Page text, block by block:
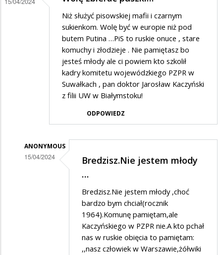
Niż służyć pisowskiej mafii i czarnym
sukienkom. Wolę być w europie niż pod
butem Putina …PiS to ruskie onuce , stare
komuchy i złodzieje . Nie pamiętasz bo
jesteś młody ale ci powiem kto szkolił
kadry komitetu wojewódzkiego PZPR w
Suwałkach , pan doktor Jarosław Kaczyński
z filii UW w Białymstoku!
ODPOWIEDZ
ANONYMOUS
15/04/2024
Bredzisz.Nie jestem młody
…
Bredzisz.Nie jestem młody ,choć
bardzo bym chciał(rocznik
1964).Komunę pamiętam,ale
Kaczyńskiego w PZPR nie.A kto pchał
nas w ruskie obięcia to pamiętam:
,,nasz człowiek w Warszawie,żółwiki